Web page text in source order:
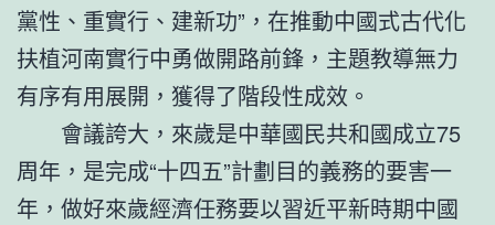
黨性、重實行、建新功”，在推動中國式古代化
扶植河南實行中勇做開路前鋒，主題教導無力
有序有用展開，獲得了階段性成效。
會議誇大，來歲是中華國民共和國成立75
周年，是完成“十四五”計劃目的義務的要害一
年，做好來歲經濟任務要以習近平新時期中國